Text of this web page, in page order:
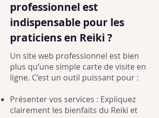
professionnel est
indispensable pour les
praticiens en Reiki ?
Un site web professionnel est bien
plus qu’une simple carte de visite en
ligne. C’est un outil puissant pour :
Présenter vos services : Expliquez
clairement les bienfaits du Reiki et